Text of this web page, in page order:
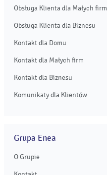
Obsługa Klienta dla Małych firm
Obsługa Klienta dla Biznesu
Kontakt dla Domu
Kontakt dla Małych firm
Kontakt dla Biznesu
Komunikaty dla Klientów
Grupa Enea
O Grupie